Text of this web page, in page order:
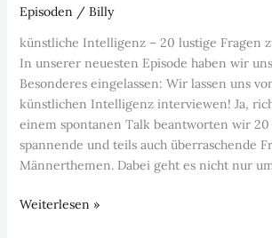
Episoden / Billy
künstliche Intelligenz – 20 lustige Fragen
In unserer neuesten Episode haben wir
Besonderes eingelassen: Wir lassen uns
künstlichen Intelligenz interviewen! Ja,
einem spontanen Talk beantworten wir
spannende und teils auch überraschende
Männerthemen. Dabei geht es nicht nur
Episode
Weiterlesen »